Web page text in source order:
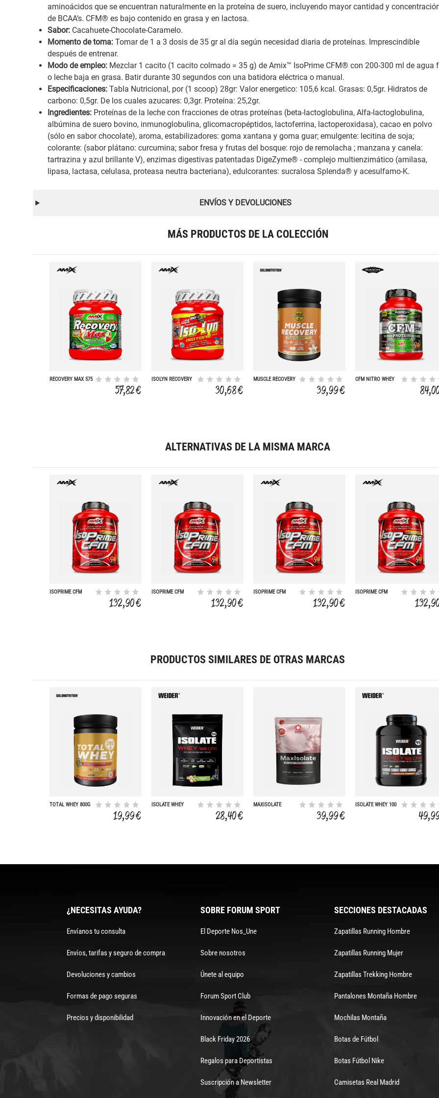
aminoácidos que se encuentran naturalmente en la proteína de suero, incluyendo mayor cantidad y
de BCAA‘s. CFM® es bajo contenido en grasa y en lactosa.
Sabor: Cacahuete-Chocolate-Caramelo.
Momento de toma: Tomar de 1 a 3 dosis de 35 gr al día según necesidad diaria de proteínas. Imprescindible
después de entrenar.
Modo de empleo: Mezclar 1 cacito (1 cacito colmado = 35 g) de Amix™ IsoPrime CFM® con 200-300 ml de agua
o leche baja en grasa. Batir durante 30 segundos con una batidora eléctrica o manual.
Especificaciones: Tabla Nutricional, por (1 scoop) 28gr: Valor energetico: 105,6 kcal. Grasas: 0,5gr. Hidratos de
carbono: 0,5gr. De los cuales azucares: 0,3gr. Proteína: 25,2gr.
Ingredientes: Proteínas de la leche con fracciones de otras proteínas (beta-lactoglobulina, Alfa-lactoglobulina,
albúmina de suero bovino, inmunoglobulina, glicomacropéptidos, lactoferrina, lactoperoxidasa), cacao en polvo
(sólo en sabor chocolate), aroma, estabilizadores: goma xantana y goma guar; emulgente: lecitina de soja;
colorante: (sabor plátano: curcumina; sabor fresa y frutas del bosque: rojo de remolacha ; manzana y canela:
tartrazina y azul brillante V), enzimas digestivas patentadas DigeZyme® - complejo multienzimático (amilasa,
lipasa, lactasa, celulasa, proteasa neutra bacteriana), edulcorantes: sucralosa Splenda® y acesulfamo-K.
ENVÍOS Y DEVOLUCIONES
MÁS PRODUCTOS DE LA COLECCIÓN
RECOVERY MAX 575
57,82 €
ISOLYN RECOVERY
30,68 €
MUSCLE RECOVERY
39,99 €
CFM NITRO WHEY
ALTERNATIVAS DE LA MISMA MARCA
ISOPRIME CFM
132,90 €
ISOPRIME CFM
132,90 €
ISOPRIME CFM
132,90 €
ISOPRIME CFM
PRODUCTOS SIMILARES DE OTRAS MARCAS
TOTAL WHEY 800G
19,99 €
ISOLATE WHEY
28,40 €
MAXISOLATE
39,99 €
ISOLATE WHEY 100
¿NECESITAS AYUDA?
Envíanos tu consulta
Envíos, tarifas y seguro de compra
Devoluciones y cambios
Formas de pago seguras
Precios y disponibilidad
SOBRE FORUM SPORT
El Deporte Nos_Une
Sobre nosotros
Únete al equipo
Forum Sport Club
Innovación en el Deporte
Black Friday 2026
Regalos para Deportistas
Suscripción a Newsletter
SECCIONES DESTACADAS
Zapatillas Running Hombre
Zapatillas Running Mujer
Zapatillas Trekking Hombre
Pantalones Montaña Hombre
Mochilas Montaña
Botas de Fútbol
Botas Fútbol Nike
Camisetas Real Madrid